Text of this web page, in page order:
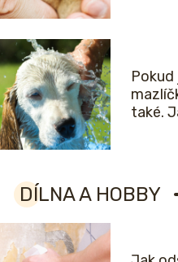
Pokud
také.
DÍLNA A HOBBY